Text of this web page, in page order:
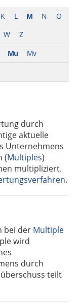
K L M N
O
W
Z
Mu
Mv
durch
aktuelle
Unternehmens
(Multiples)
multipliziert.
.
bei der Multiple
wird
durch
teilt